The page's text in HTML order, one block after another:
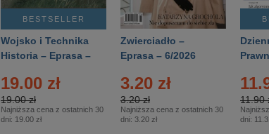
BESTSELLER
Wojsko i Technika
Historia – Eprasa –
19.00 zł
19.00 zł
Najniższa cena z ostatnich 30
dni: 19.00 zł
Zwierciadło –
Eprasa – 6/2026
3.20 zł
3.20 zł
Najniższa cena z ostatnich 30
dni: 3.20 zł
11.90
dni: